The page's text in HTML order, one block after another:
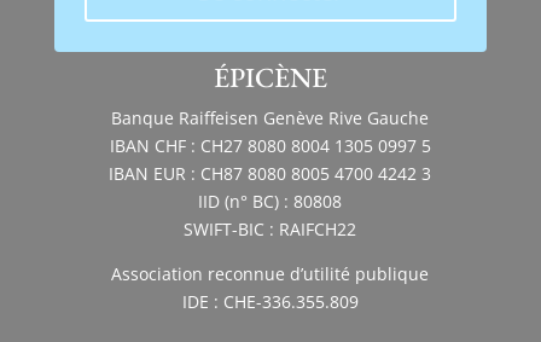
ÉPICÈNE
Banque Raiffeisen Genève Rive Gauche
IBAN CHF : CH27 8080 8004 1305 0997 5
IBAN EUR : CH87 8080 8005 4700 4242 3
IID (n° BC) : 80808
SWIFT-BIC : RAIFCH22
Association reconnue d’utilité publique
IDE : CHE-336.355.809